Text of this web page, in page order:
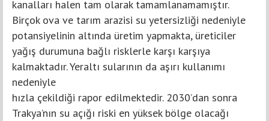
kanalları halen tam olarak tamamlanamamıştır.
Birçok ova ve tarım arazisi su yetersizliği nedeniyle
potansiyelinin altında üretim yapmakta, üreticiler
yağış durumuna bağlı risklerle karşı karşıya
kalmaktadır. Yeraltı sularının da aşırı kullanımı
nedeniyle
hızla çekildiği rapor edilmektedir. 2030’dan sonra
Trakya’nın su açığı riski en yüksek bölge olacağı